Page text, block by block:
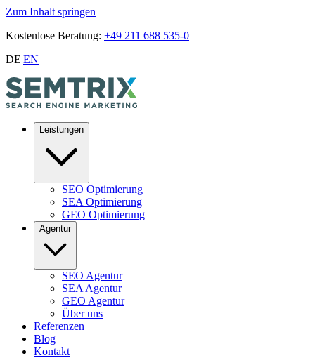
Zum Inhalt springen
Kostenlose Beratung: +49 211 688 535-0
DE|EN
Leistungen
SEO Optimierung
SEA Optimierung
GEO Optimierung
Agentur
SEO Agentur
SEA Agentur
GEO Agentur
Über uns
Referenzen
Blog
Kontakt